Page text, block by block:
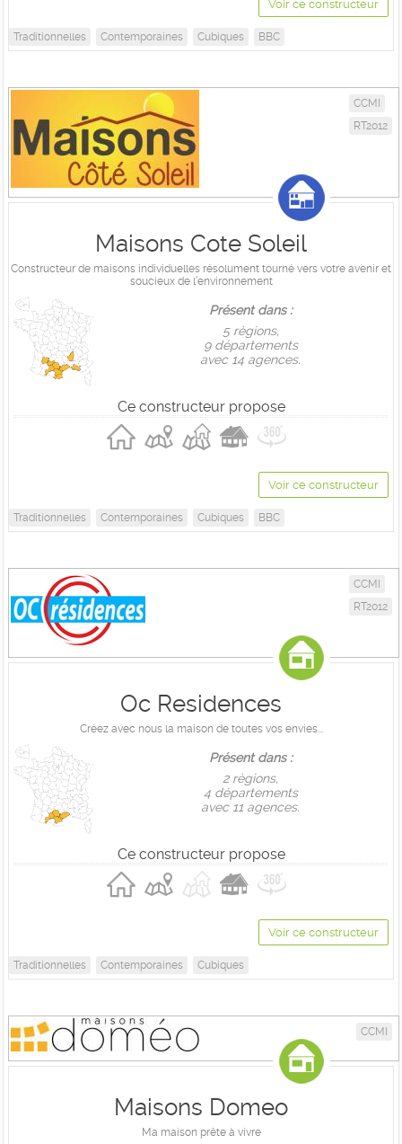
Voir ce constructeur
Traditionnelles Contemporaines Cubiques BBC
CCMI
RT2012
Maisons Cote Soleil
Constructeur de maisons individuelles résolument tourné vers votre avenir et
soucieux de l’environnement
Présent dans :
5 règions,
9 départements
avec 14 agences.
Ce constructeur propose
Voir ce constructeur
Traditionnelles Contemporaines Cubiques BBC
CCMI
RT2012
Oc Residences
Créez avec nous la maison de toutes vos envies...
Présent dans :
2 règions,
4 départements
avec 11 agences.
Ce constructeur propose
Voir ce constructeur
Traditionnelles Contemporaines Cubiques
CCMI
Maisons Domeo
Ma maison prête à vivre